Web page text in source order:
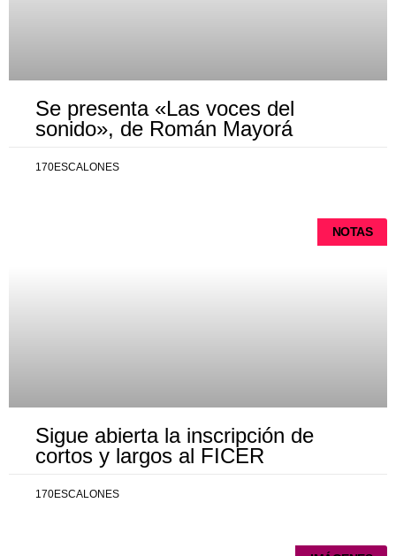
Se presenta «Las voces del
sonido», de Román Mayorá
170ESCALONES
NOTAS
Sigue abierta la inscripción de
cortos y largos al FICER
170ESCALONES